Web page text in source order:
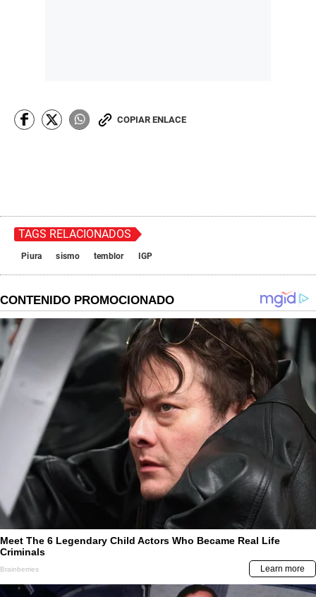
COPIAR ENLACE
TAGS RELACIONADOS
Piura sismo temblor IGP